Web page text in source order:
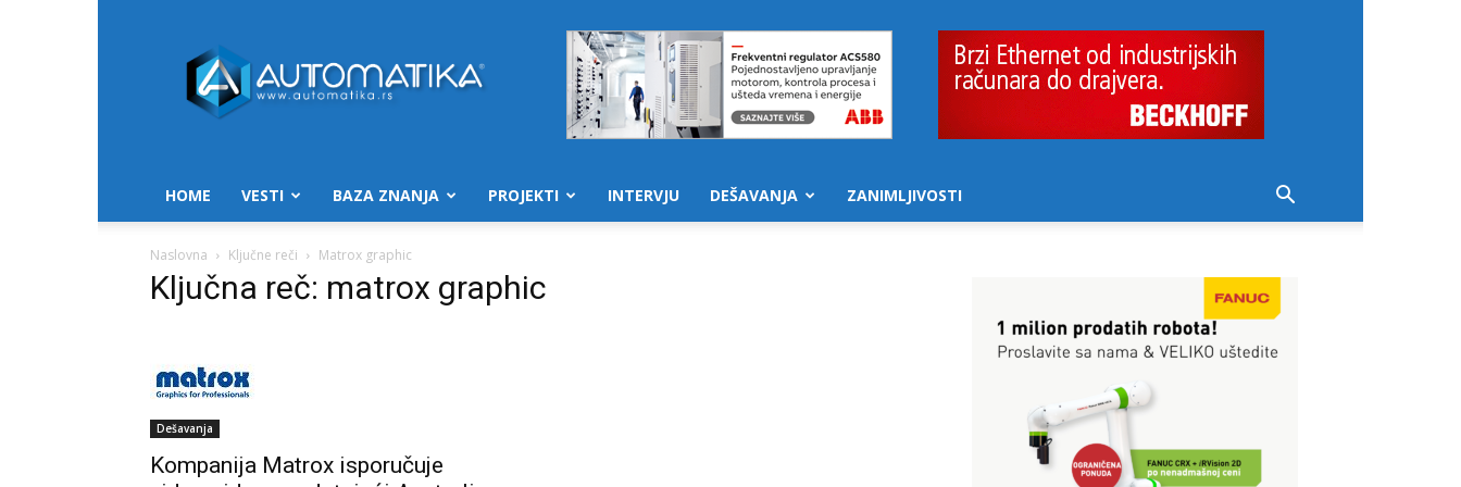
HOME VESTI BAZA ZNANJA PROJEKTI INTERVJU DEŠAVANJA ZANIMLJIVOSTI
Naslovna Ključne reči Matrox graphic
Ključna reč: matrox graphic
Dešavanja
Kompanija Matrox isporučuje